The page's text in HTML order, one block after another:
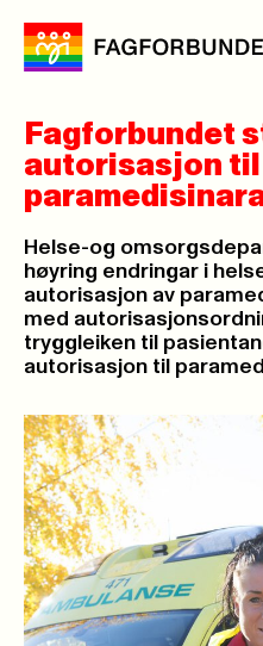
Fagforbundet
autorisasjon til
Helse-og
høyring endringar i
autorisasjon av
med
tryggleiken til
autorisasjon til